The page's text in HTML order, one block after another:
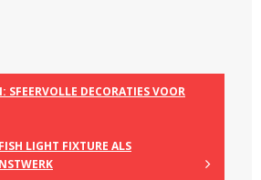
SFEERVOLLE DECORATIES VOOR
LIGHT FIXTURE ALS